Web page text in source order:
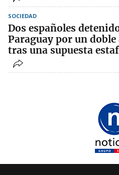
SOCIEDAD
Dos españoles
Paraguay por un doble
tras una supuesta